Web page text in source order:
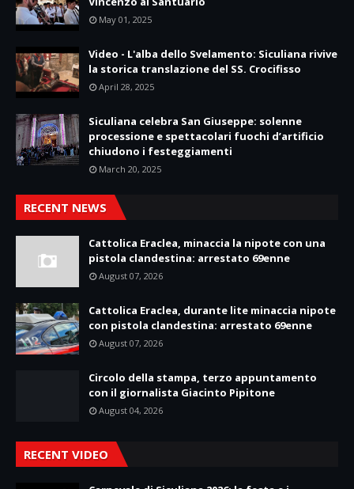
May 01, 2025
Video - L'alba dello Svelamento: Siculiana rivive
la storica translazione del SS. Crocifisso
April 28, 2025
Siculiana celebra San Giuseppe: solenne
processione e spettacolari fuochi d’artificio
chiudono i festeggiamenti
March 20, 2025
RECENT NEWS
Cattolica Eraclea, minaccia la nipote con una
pistola clandestina: arrestato 69enne
August 07, 2026
Cattolica Eraclea, durante lite minaccia nipote
con pistola clandestina: arrestato 69enne
August 07, 2026
Circolo della stampa, terzo appuntamento
con il giornalista Giacinto Pipitone
August 04, 2026
RECENT VIDEO